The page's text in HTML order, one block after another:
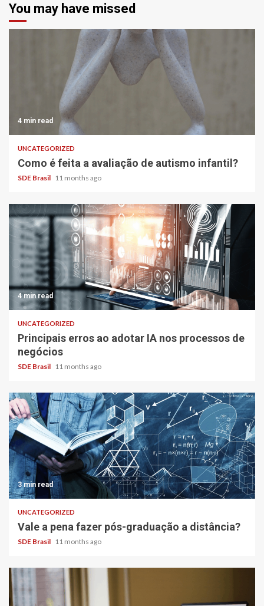
You may have missed
4 min read
UNCATEGORIZED
Como é feita a avaliação de autismo infantil?
SDE Brasil 11 months ago
4 min read
UNCATEGORIZED
Principais erros ao adotar IA nos processos de
negócios
SDE Brasil 11 months ago
3 min read
UNCATEGORIZED
Vale a pena fazer pós-graduação a distância?
SDE Brasil 11 months ago